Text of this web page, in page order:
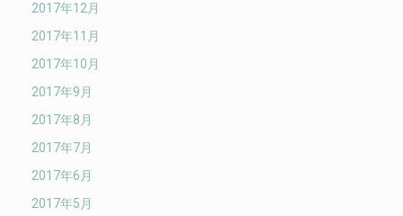
2017年12月
2017年11月
2017年10月
2017年9月
2017年8月
2017年7月
2017年6月
2017年5月